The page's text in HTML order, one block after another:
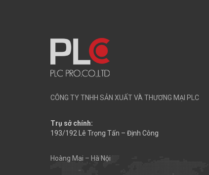
CÔNG TY TNHH SẢN XUẤT VÀ THƯƠNG MẠI PLC
Trụ sở chính:
193/192 Lê Trọng Tấn – Định Công
Hoàng Mai – Hà Nội